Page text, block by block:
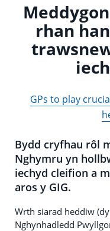
rhan
GPs to play
Bydd cryfhau rôl
Nghymru yn
iechyd cleifion a
aros y GIG.
Wrth siarad heddiw
Nghynhadledd